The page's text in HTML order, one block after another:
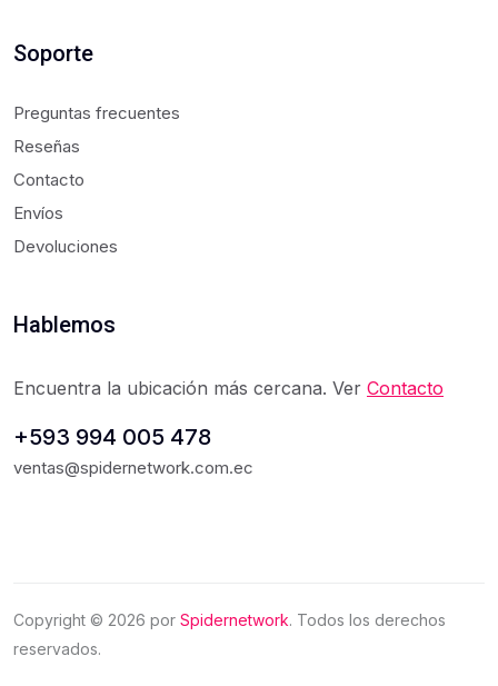
Soporte
Preguntas frecuentes
Reseñas
Contacto
Envíos
Devoluciones
Hablemos
Encuentra la ubicación más cercana. Ver Contacto
+593 994 005 478
ventas@spidernetwork.com.ec
Copyright © 2026 por Spidernetwork. Todos los derechos
reservados.